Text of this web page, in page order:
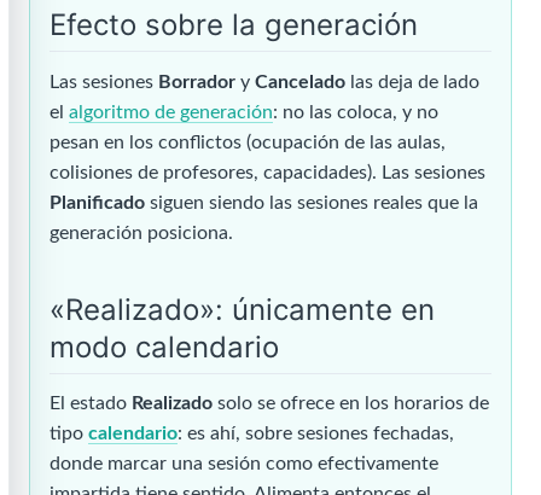
Efecto sobre la generación
Las sesiones Borrador y Cancelado las deja de lado
el algoritmo de generación: no las coloca, y no
pesan en los conflictos (ocupación de las aulas,
colisiones de profesores, capacidades). Las sesiones
Planificado siguen siendo las sesiones reales que la
generación posiciona.
«Realizado»: únicamente en
modo calendario
El estado Realizado solo se ofrece en los horarios de
tipo calendario: es ahí, sobre sesiones fechadas,
donde marcar una sesión como efectivamente